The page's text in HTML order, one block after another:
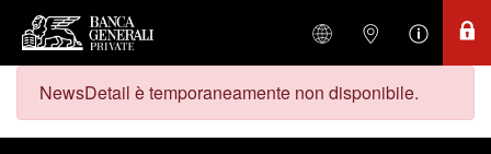
NewsDetail è temporaneamente non disponibile.